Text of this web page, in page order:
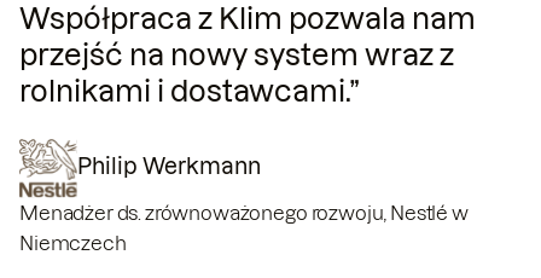
Współpraca z Klim pozwala nam
przejść na nowy system wraz z
rolnikami i dostawcami.”
Philip Werkmann
Menadżer ds. zrównoważonego rozwoju, Nestlé w
Niemczech